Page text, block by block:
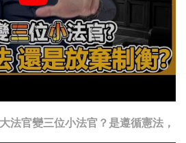
法官變三位小法官？是遵循憲法，